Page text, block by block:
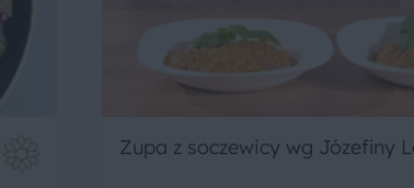
Zupa z soczewicy wg Józefiny